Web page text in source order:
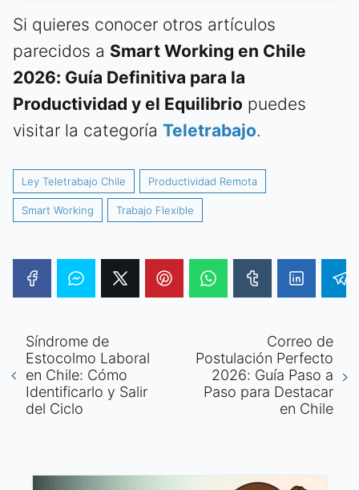
Si quieres conocer otros artículos
parecidos a Smart Working en Chile
2026: Guía Definitiva para la
Productividad y el Equilibrio puedes
visitar la categoría Teletrabajo.
Ley Teletrabajo Chile Productividad Remota
Smart Working Trabajo Flexible
Síndrome de
Estocolmo Laboral
en Chile: Cómo
Identificarlo y Salir
del Ciclo
Correo de
Postulación Perfecto
2026: Guía Paso a
Paso para Destacar
en Chile